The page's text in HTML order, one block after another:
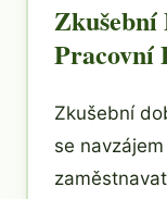
Zkušební
Pracovní
Zkušební
se